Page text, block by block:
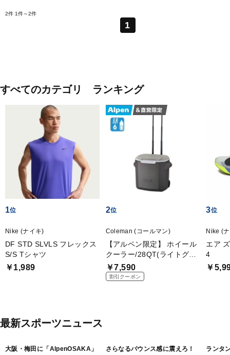
2件 1件～2件
1
すべてのカテゴリ ランキング
1
Nike (ナイキ)
DF STD SLVLS フレックス
S/S Tシャツ
￥1,989
2
Coleman (コールマン)
【アルペン限定】 ホイール
クーラー/28QT(ライトグレ
ー)
￥7,590
割引クーポン
3
Nike (
エア
4
￥
最新スポーツニュース
大阪・梅田に「AlpenOSAKA」
さらなるバウンス感に震えろ！
ランタ